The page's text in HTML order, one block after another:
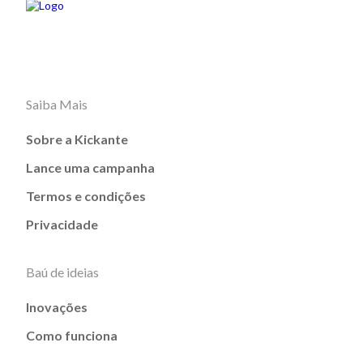
Saiba Mais
Sobre a Kickante
Lance uma campanha
Termos e condições
Privacidade
Baú de ideias
Inovações
Como funciona